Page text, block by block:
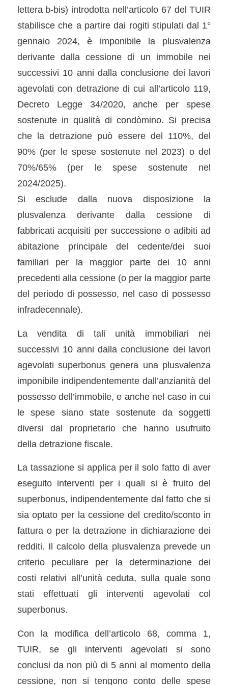
lettera b-bis) introdotta nell’articolo 67 del TUIR
stabilisce che a partire dai rogiti stipulati dal 1°
gennaio 2024, è imponibile la plusvalenza
derivante dalla cessione di un immobile nei
successivi 10 anni dalla conclusione dei lavori
agevolati con detrazione di cui all’articolo 119,
Decreto Legge 34/2020, anche per spese
sostenute in qualità di condòmino. Si precisa
che la detrazione può essere del 110%, del
90% (per le spese sostenute nel 2023) o del
70%/65% (per le spese sostenute nel
2024/2025).
Si esclude dalla nuova disposizione la
plusvalenza derivante dalla cessione di
fabbricati acquisiti per successione o adibiti ad
abitazione principale del cedente/dei suoi
familiari per la maggior parte dei 10 anni
precedenti alla cessione (o per la maggior parte
del periodo di possesso, nel caso di possesso
infradecennale).
La vendita di tali unità immobiliari nei
successivi 10 anni dalla conclusione dei lavori
agevolati superbonus genera una plusvalenza
imponibile indipendentemente dall’anzianità del
possesso dell’immobile, e anche nel caso in cui
le spese siano state sostenute da soggetti
diversi dal proprietario che hanno usufruito
della detrazione fiscale.
La tassazione si applica per il solo fatto di aver
eseguito interventi per i quali si è fruito del
superbonus, indipendentemente dal fatto che si
sia optato per la cessione del credito/sconto in
fattura o per la detrazione in dichiarazione dei
redditi. Il calcolo della plusvalenza prevede un
criterio peculiare per la determinazione dei
costi relativi all’unità ceduta, sulla quale sono
stati effettuati gli interventi agevolati col
superbonus.
Con la modifica dell’articolo 68, comma 1,
TUIR, se gli interventi agevolati si sono
conclusi da non più di 5 anni al momento della
cessione, non si tengono conto delle spese